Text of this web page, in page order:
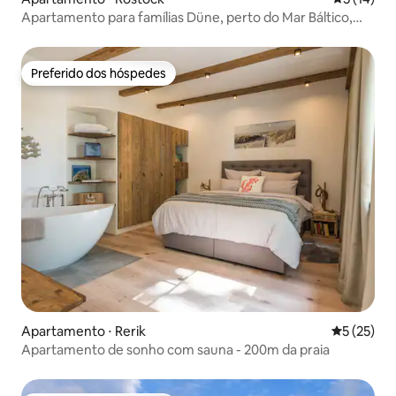
Apartamento para famílias Düne, perto do Mar Báltico,
Preferido dos hóspedes
Preferido dos hóspedes
Apartamento ⋅ Rerik 5 de uma
5 (25)
Apartamento de sonho com sauna - 200m da praia